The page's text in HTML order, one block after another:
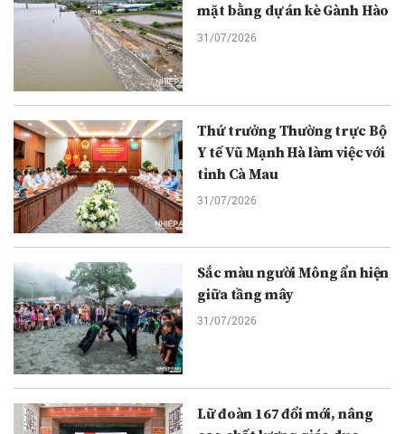
mặt bằng dự án kè Gành Hào
31/07/2026
Thứ trưởng Thường trực Bộ
Y tế Vũ Mạnh Hà làm việc với
tỉnh Cà Mau
31/07/2026
Sắc màu người Mông ẩn hiện
giữa tầng mây
31/07/2026
Lữ đoàn 167 đổi mới, nâng